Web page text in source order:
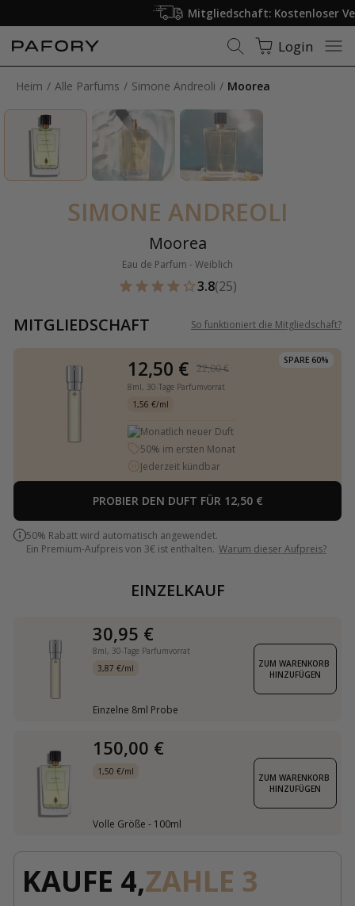
Mitgliedschaft: Kostenloser Versand
Login
Heim Alle Parfums Simone Andreoli Moorea
SIMONE ANDREOLI
Moorea
Eau de Parfum - Weiblich
3.8(25)
MITGLIEDSCHAFT So funktioniert die Mitgliedschaft?
SPARE 60%
12,50 € 22,00 €
8ml, 30-Tage Parfumvorrat
1,56 €/ml
Monatlich neuer Duft
50% im ersten Monat
Jederzeit kündbar
PROBIER DEN DUFT FÜR 12,50 €
50% Rabatt wird automatisch angewendet.
Ein Premium-Aufpreis von 3€ ist enthalten. Warum dieser Aufpreis?
EINZELKAUF
30,95 €
8ml, 30-Tage Parfumvorrat
3,87 €/ml
Einzelne 8ml Probe
ZUM WARENKORB
HINZUFÜGEN
150,00 €
1,50 €/ml
Volle Größe - 100ml
ZUM WARENKORB
HINZUFÜGEN
KAUFE 4,ZAHLE 3